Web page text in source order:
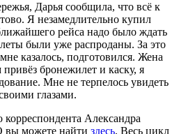
Дарья сообщила, что всё к
Я незамедлительно купил
рейса надо было ждать
были уже распроданы. За это
казалось, подготовился. Жена
бронежилет и каску, я
Мне не терпелось увидеть
глазами.
Александра
можете найти здесь. Весь цикл